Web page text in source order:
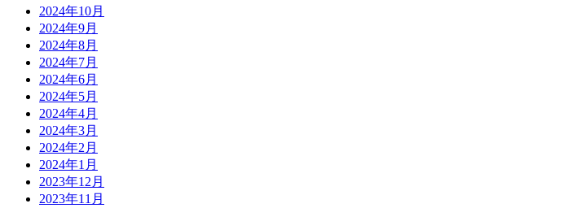
2024年10月
2024年9月
2024年8月
2024年7月
2024年6月
2024年5月
2024年4月
2024年3月
2024年2月
2024年1月
2023年12月
2023年11月